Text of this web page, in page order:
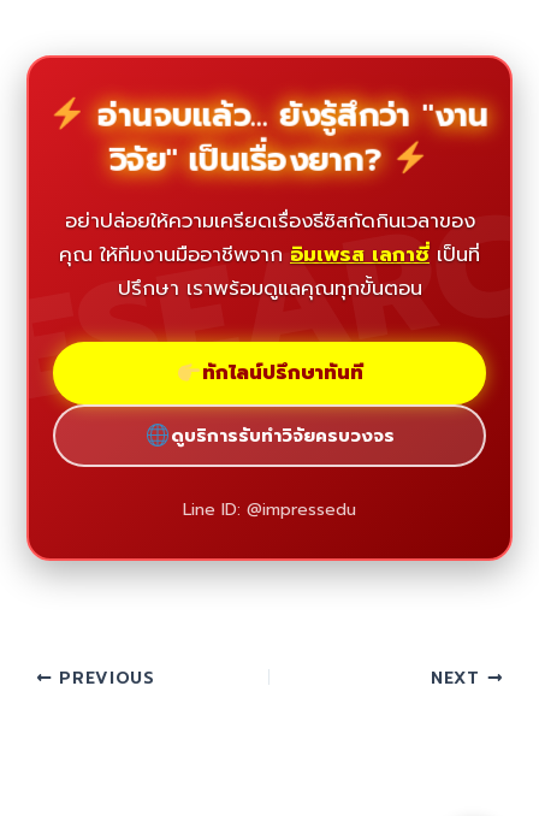
อ่านจบแล้ว... ยังรู้สึกว่า "งาน
วิจัย" เป็นเรื่องยาก?
อย่าปล่อยให้ความเครียดเรื่องธีซิสกัดกินเวลาของ
คุณ ให้ทีมงานมืออาชีพจาก อิมเพรส เลกาซี่ เป็นที่
ปรึกษา เราพร้อมดูแลคุณทุกขั้นตอน
ทักไลน์ปรึกษาทันที
ดูบริการรับทำวิจัยครบวงจร
Line ID: @impressedu
PREVIOUS NEXT